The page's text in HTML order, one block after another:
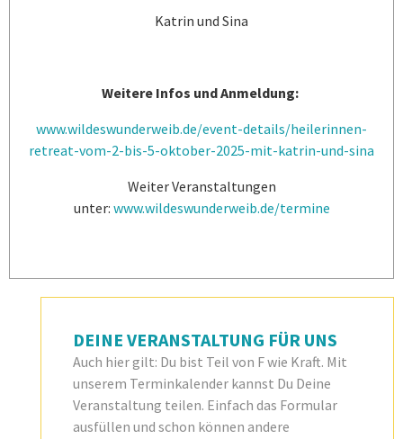
Katrin und Sina
Weitere Infos und Anmeldung:
www.wildeswunderweib.de/event-details/heilerinnen-
retreat-vom-2-bis-5-oktober-2025-mit-katrin-und-sina
Weiter Veranstaltungen
unter: www.wildeswunderweib.de/termine
DEINE VERANSTALTUNG FÜR UNS
Auch hier gilt: Du bist Teil von F wie Kraft. Mit
unserem Terminkalender kannst Du Deine
Veranstaltung teilen. Einfach das Formular
ausfüllen und schon können andere